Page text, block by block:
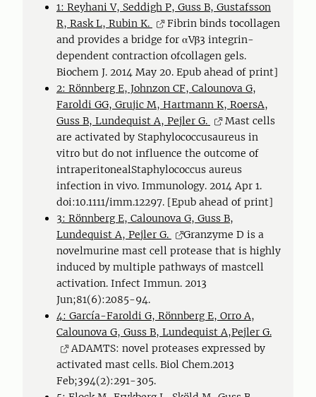
1: Reyhani V, Seddigh P, Guss B, Gustafsson
R, Rask L, Rubin K.
Fibrin binds tocollagen
and provides a bridge for αVβ3 integrin-
dependent contraction ofcollagen gels.
Biochem J. 2014 May 20. Epub ahead of print]
2: Rönnberg E, Johnzon CF, Calounova G,
Faroldi GG, Grujic M, Hartmann K, RoersA,
Guss B, Lundequist A, Pejler G.
Mast cells
are activated by Staphylococcusaureus in
vitro but do not influence the outcome of
intraperitonealStaphylococcus aureus
infection in vivo. Immunology. 2014 Apr 1.
doi:10.1111/imm.12297. [Epub ahead of print]
3: Rönnberg E, Calounova G, Guss B,
Lundequist A, Pejler G.
Granzyme D is a
novelmurine mast cell protease that is highly
induced by multiple pathways of mastcell
activation. Infect Immun. 2013
Jun;81(6):2085-94.
4: García-Faroldi G, Rönnberg E, Orro A,
Calounova G, Guss B, Lundequist A,Pejler G.
ADAMTS: novel proteases expressed by
activated mast cells. Biol Chem.2013
Feb;394(2):291-305.